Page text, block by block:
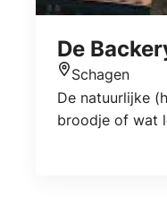
De
Locatie
Schagen
De natuurlijke
broodje of wat